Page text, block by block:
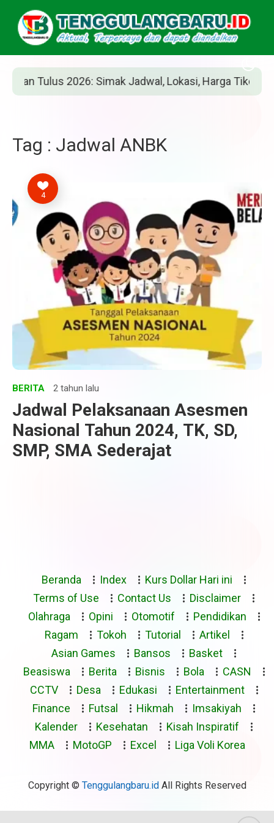
Tulus 2026: Simak Jadwal, Lokasi, Harga Tiket, dan
Tag : Jadwal ANBK
4
BERITA 2 tahun lalu
Jadwal Pelaksanaan Asesmen
Nasional Tahun 2024, TK, SD,
SMP, SMA Sederajat
Beranda Index
Kurs Dollar Hari ini
Terms of Use
Contact Us
Disclaimer
Olahraga
Opini Otomotif
Pendidikan
Ragam
Tokoh Tutorial
Artikel
Asian Games
Bansos
Basket
Beasiswa
Berita Bisnis Bola
CASN
CCTV
Desa Edukasi
Entertainment
Finance
Futsal Hikmah
Imsakiyah
Kalender
Kesehatan
Kisah Inspiratif
MMA
MotoGP Excel Liga Voli Korea
Copyright © Tenggulangbaru.idAll Rights Reserved